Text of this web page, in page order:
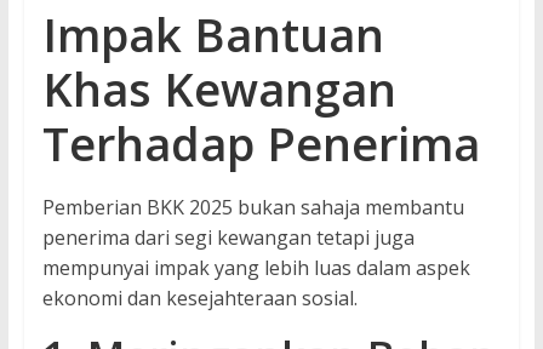
Impak Bantuan
Khas Kewangan
Terhadap Penerima
Pemberian BKK 2025 bukan sahaja membantu
penerima dari segi kewangan tetapi juga
mempunyai impak yang lebih luas dalam aspek
ekonomi dan kesejahteraan sosial.